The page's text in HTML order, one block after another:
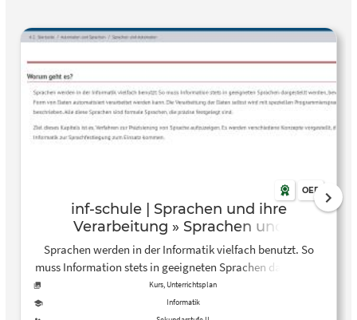
OER
inf-schule | Sprachen und ihre
Verarbeitung » Sprachen und
Automaten
Sprachen werden in der Informatik vielfach benutzt. So
muss Information stets in geeigneten Sprachen dargestellt
werden, bevor sie in Form von Daten automatisiert
verarbeitet werden kann. Ziel dieses Kapitels ist es,
Kurs, Unterrichtsplan
Informatik